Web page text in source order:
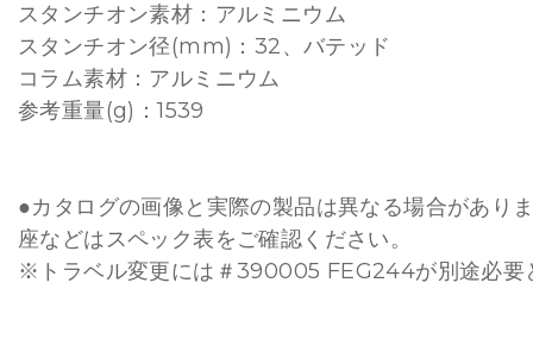
スタンチオン素材：アルミニウム
スタンチオン径(mm)：32、バテッド
コラム素材：アルミニウム
参考重量(g)：1539
●カタログの画像と実際の製品は異なる場合があり
座などはスペック表をご確認ください。
※トラベル変更には＃390005 FEG244が別途必要